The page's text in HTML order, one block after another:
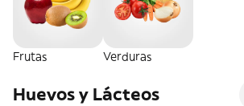
Frutas Verduras
Huevos y Lácteos